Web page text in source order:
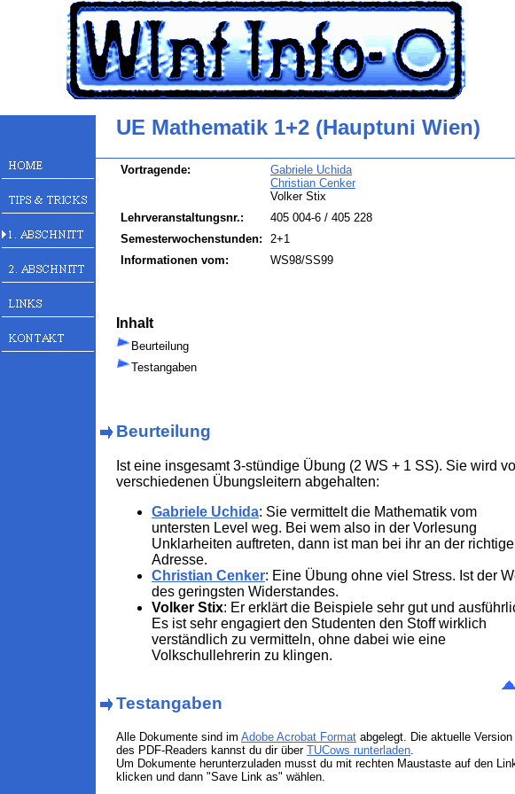
UE Mathematik 1+2 (Hauptuni Wien)
Vortragende:
Gabriele Uchida
Christian Cenker
Volker Stix
Lehrveranstaltungsnr.:
405 004-6 / 405 228
Semesterwochenstunden:
2+1
Informationen vom:
WS98/SS99
Inhalt
Beurteilung
Testangaben
Beurteilung
Ist eine insgesamt 3-stündige Übung (2 WS + 1 SS). Sie wird
verschiedenen Übungsleitern abgehalten:
Gabriele Uchida: Sie vermittelt die Mathematik vom
untersten Level weg. Bei wem also in der Vorlesung
Unklarheiten auftreten, dann ist man bei ihr an der
Adresse.
Christian Cenker: Eine Übung ohne viel Stress. Ist der
des geringsten Widerstandes.
Volker Stix: Er erklärt die Beispiele sehr gut und
Es ist sehr engagiert den Studenten den Stoff wirklich
verständlich zu vermitteln, ohne dabei wie eine
Volkschullehrerin zu klingen.
Testangaben
Alle Dokumente sind im Adobe Acrobat Format abgelegt. Die aktuelle Version
des PDF-Readers kannst du dir über TUCows runterladen
Um Dokumente herunterzuladen musst du mit rechten Maustaste auf den
klicken und dann "Save Link as" wählen.